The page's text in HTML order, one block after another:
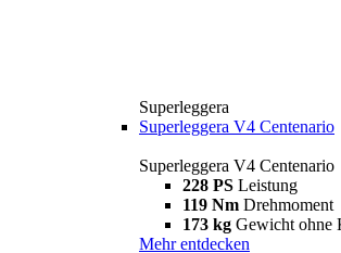
Superleggera
Superleggera V4 Centenario
Superleggera V4 Centenario
228 PS Leistung
119 Nm Drehmoment
173 kg Gewicht ohne
Mehr entdecken